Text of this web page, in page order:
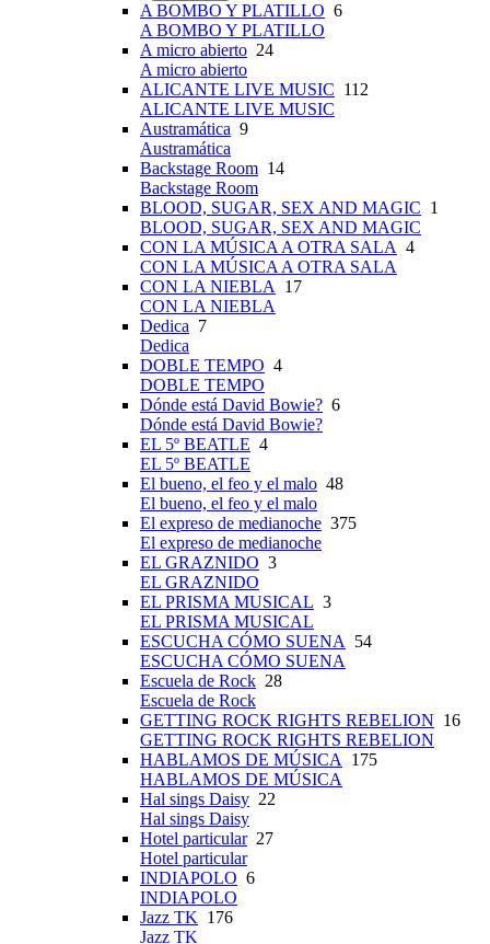
A BOMBO Y PLATILLO 6
A BOMBO Y PLATILLO
A micro abierto 24
A micro abierto
ALICANTE LIVE MUSIC 112
ALICANTE LIVE MUSIC
Austramática 9
Austramática
Backstage Room 14
Backstage Room
BLOOD, SUGAR, SEX AND MAGIC 1
BLOOD, SUGAR, SEX AND MAGIC
CON LA MÚSICA A OTRA SALA 4
CON LA MÚSICA A OTRA SALA
CON LA NIEBLA
17
CON LA NIEBLA
Dedica 7
Dedica
DOBLE TEMPO 4
DOBLE TEMPO
Dónde está David Bowie? 6
Dónde está David Bowie?
EL 5º BEATLE 4
EL 5º BEATLE
El bueno, el feo y el malo 48
El bueno, el feo y el malo
El expreso de medianoche 375
El expreso de medianoche
EL GRAZNIDO 3
EL GRAZNIDO
EL PRISMA MUSICAL 3
EL PRISMA MUSICAL
ESCUCHA CÓMO SUENA
54
ESCUCHA CÓMO SUENA
Escuela de Rock 28
Escuela de Rock
GETTING ROCK RIGHTS REBELION 16
GETTING ROCK RIGHTS REBELION
HABLAMOS DE MÚSICA
175
HABLAMOS DE MÚSICA
Hal sings Daisy 22
Hal sings Daisy
Hotel particular27
Hotel particular
INDIAPOLO 6
INDIAPOLO
Jazz TK 176
Jazz TK